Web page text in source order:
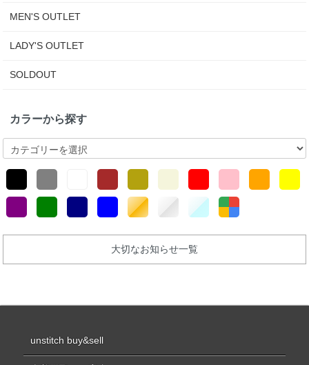
MEN'S OUTLET
LADY'S OUTLET
SOLDOUT
カラーから探す
大切なお知らせ一覧
unstitch buy&sell